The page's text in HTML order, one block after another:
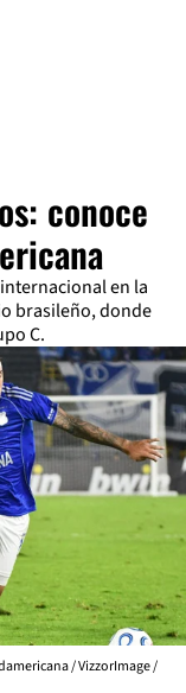
conoce
en la
brasileño, donde
C.
/ VizzorImage /